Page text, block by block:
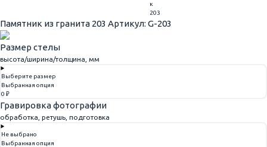
звонок
Памятник из гранита 203
Памятник из гранита 203 Артикул: G-203
Размер стелы
высота/ширина/толщина, мм
Выберите размер
Выбранная опция
0 ₽
Гравировка фотографии
обработка, ретушь, подготовка
Не выбрано
Выбранная опция